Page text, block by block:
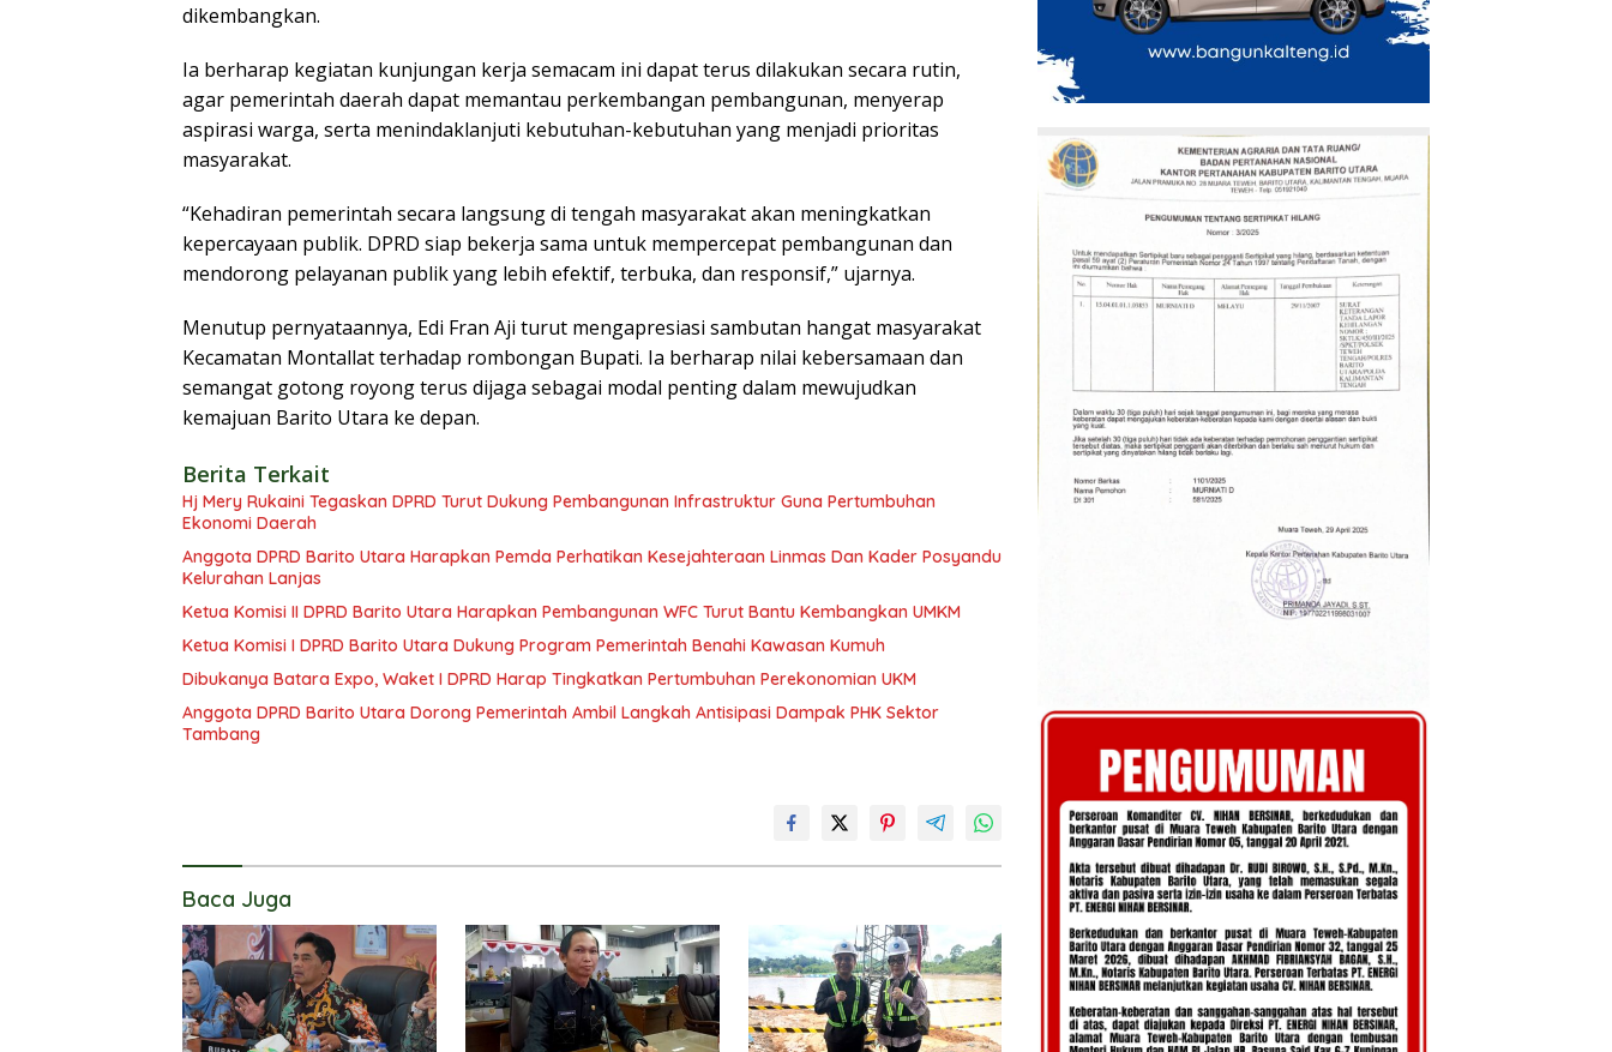
dikembangkan.
Ia berharap kegiatan kunjungan kerja semacam ini dapat terus dilakukan secara rutin,
agar pemerintah daerah dapat memantau perkembangan pembangunan, menyerap
aspirasi warga, serta menindaklanjuti kebutuhan-kebutuhan yang menjadi prioritas
masyarakat.
“Kehadiran pemerintah secara langsung di tengah masyarakat akan meningkatkan
kepercayaan publik. DPRD siap bekerja sama untuk mempercepat pembangunan dan
mendorong pelayanan publik yang lebih efektif, terbuka, dan responsif,” ujarnya.
Menutup pernyataannya, Edi Fran Aji turut mengapresiasi sambutan hangat masyarakat
Kecamatan Montallat terhadap rombongan Bupati. Ia berharap nilai kebersamaan dan
semangat gotong royong terus dijaga sebagai modal penting dalam mewujudkan
kemajuan Barito Utara ke depan.
Berita Terkait
Hj Mery Rukaini Tegaskan DPRD Turut Dukung Pembangunan Infrastruktur Guna Pertumbuhan
Ekonomi Daerah
Anggota DPRD Barito Utara Harapkan Pemda Perhatikan Kesejahteraan Linmas Dan Kader Posyandu
Kelurahan Lanjas
Ketua Komisi II DPRD Barito Utara Harapkan Pembangunan WFC Turut Bantu Kembangkan UMKM
Ketua Komisi I DPRD Barito Utara Dukung Program Pemerintah Benahi Kawasan Kumuh
Dibukanya Batara Expo, Waket I DPRD Harap Tingkatkan Pertumbuhan Perekonomian UKM
Anggota DPRD Barito Utara Dorong Pemerintah Ambil Langkah Antisipasi Dampak PHK Sektor
Tambang
Baca Juga